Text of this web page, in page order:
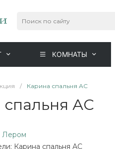
КОМНАТЫ
/ Карина спальня АС
спальня АС
Лером
Карина спальня АС